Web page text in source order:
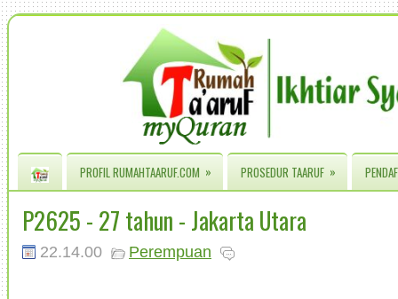
PROFIL RUMAHTAARUF.COM » PROSEDUR TAARUF »
P2625 - 27 tahun - Jakarta Utara
22.14.00 Perempuan